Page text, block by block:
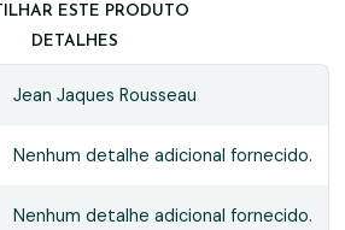
ESTE PRODUTO
DETALHES
Jean Jaques Rousseau
Nenhum detalhe adicional fornecido.
Nenhum detalhe adicional fornecido.